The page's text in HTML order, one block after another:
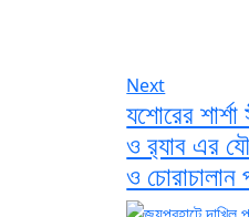
Next
যশোরের
ও র‍‍্যাব এর
ও